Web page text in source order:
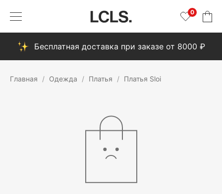
0
Бесплатная доставка при заказе от 8000 ₽
Главная Одежда Платья Платья Sloi